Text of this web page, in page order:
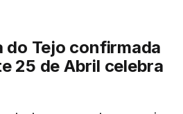
do Tejo confirmada
25 de Abril celebra